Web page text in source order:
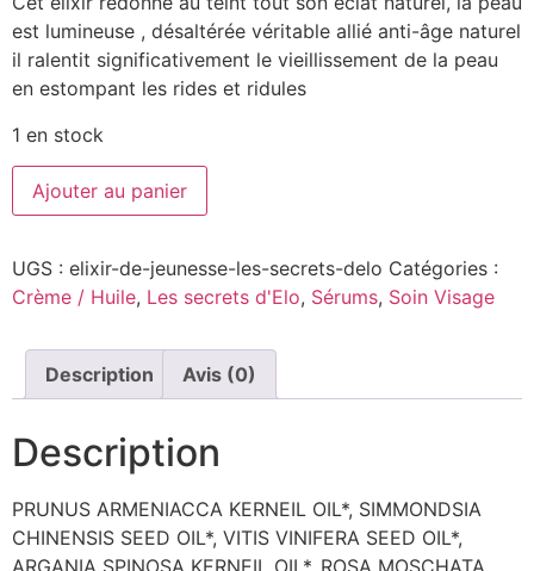
est lumineuse , désaltérée véritable allié anti-âge naturel
il ralentit significativement le vieillissement de la peau
en estompant les rides et ridules
1 en stock
Ajouter au panier
UGS : elixir-de-jeunesse-les-secrets-delo Catégories :
Crème / Huile, Les secrets d'Elo, Sérums, Soin Visage
Description Avis (0)
Description
PRUNUS ARMENIACCA KERNEIL OIL*, SIMMONDSIA
CHINENSIS SEED OIL*, VITIS VINIFERA SEED OIL*,
ARGANIA SPINOSA KERNEIL OIL*, ROSA MOSCHATA